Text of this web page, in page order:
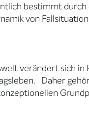
bestimmt
von
verändert sich
Daher